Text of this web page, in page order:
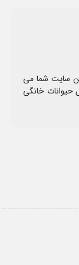
سایت شما می
حیوانات خانگی